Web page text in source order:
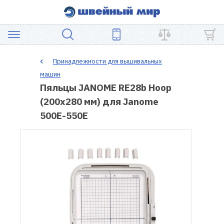
ШВЕЙНОЕ
ОБОРУДОВАНИЕ
ЗАПЧАСТИ
Принадлежности для вышивальных
машин
Пяльцы JANOME RE28b Hoop
(200х280 мм) для Janome
500E-550E